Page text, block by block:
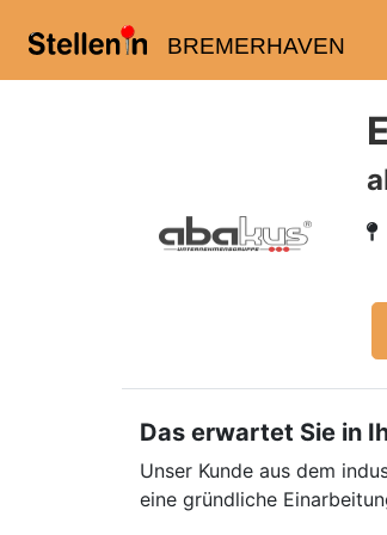
BREMERHAVEN
Das erwartet Sie in
Unser Kunde aus dem
eine gründliche